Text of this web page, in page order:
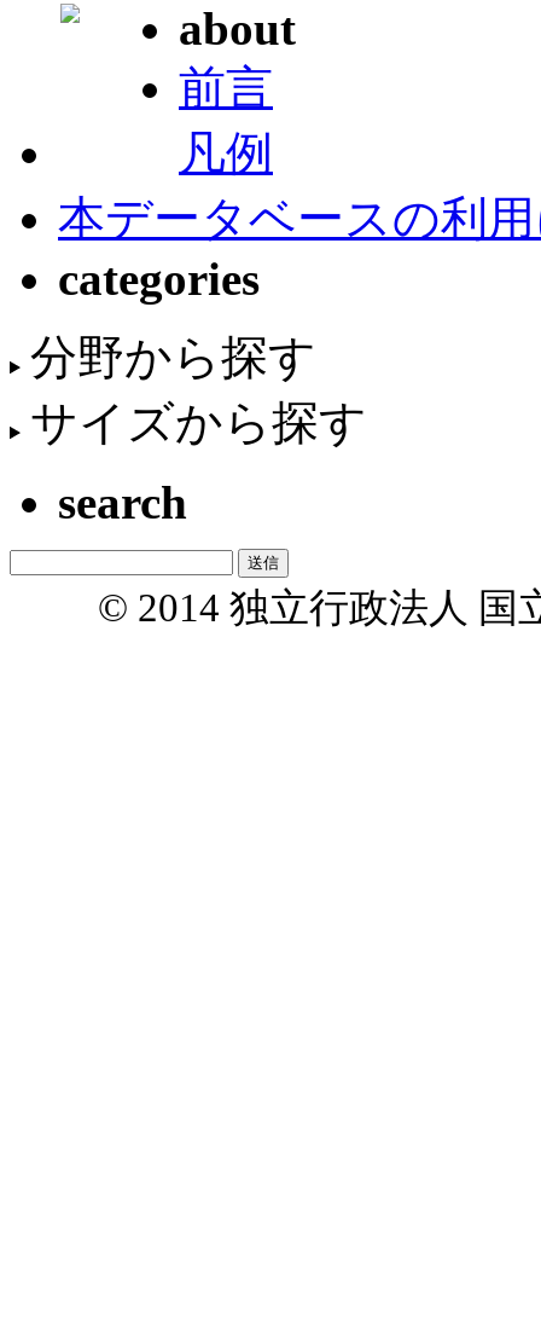
about
前言
凡例
本データベースの利
categories
分野から探す
サイズから探す
search
© 2014 独立行政法人 国